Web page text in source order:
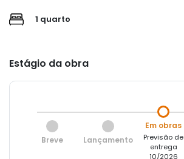
1 quarto
Estágio da obra
Breve Lançamento
Em obras
Previsão de
entrega
10/2026